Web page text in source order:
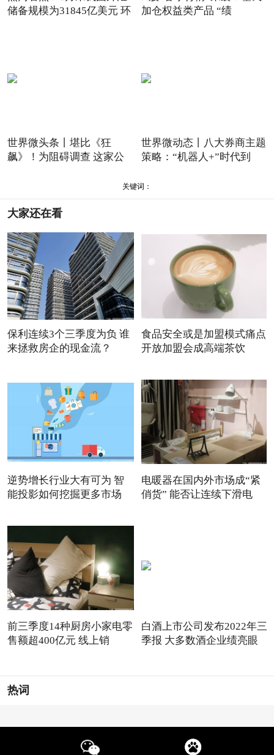
储备规模为31845亿美元 环
加仓权益类产品 “绩
世界微头条丨堪比《狂
飙》！为阻碍调查 这家公
世界微动态丨八大券商主题
策略：“机器人+”时代到
关键词：
大家还在看
保利连续3个三季度为负 谁
来拯救房企的现金流？
食品安全或是加盟模式痛点
开放加盟会成高端茶饮
逆势增长行业大有可为 智
能投影如何挖掘更多市场
电暖器在国内外市场成“紧
俏货” 能否让连续下滑电
前三季度14种厨房小家电零
售额超400亿元 线上销
白酒上市公司发布2022年三
季报 大多数酒企业绩亮眼
热词